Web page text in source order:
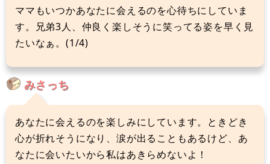
ママもいつかあなたに会えるのを心待ちにしていま
す。兄弟3人、仲良く楽しそうに笑ってる姿を早く見
たいなぁ。(1/4)
みさっち
あなたに会えるのを楽しみにしています。ときどき
心が折れそうになり、涙が出ることもあるけど、あ
なたに会いたいから私はあきらめないよ！